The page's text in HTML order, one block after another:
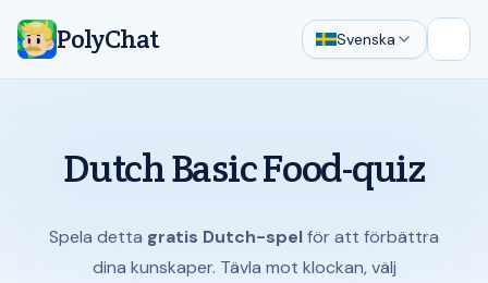
PolyChat Svenska
Dutch Basic Food-quiz
Spela detta gratis Dutch-spelför att förbättra
dina kunskaper. Tävla mot klockan, välj